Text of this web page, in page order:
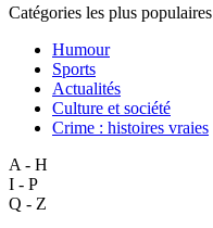
Catégories les plus populaires
Humour
Sports
Actualités
Culture et société
Crime : histoires vraies
A - H
I - P
Q - Z